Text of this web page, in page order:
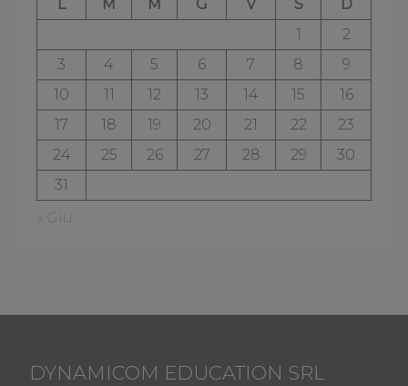
L M M G V S
D
1
2
3
4 5 6 7 8
9
10
11 12 13 14 15
16
17
18 19 20 21 22
23
24
25 26 27 28 29
30
31
« Giu
DYNAMICOM EDUCATION SRL